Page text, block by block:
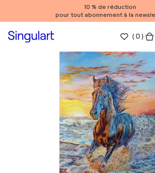
10 % de réduction
pour tout abonnement à la
(0 )